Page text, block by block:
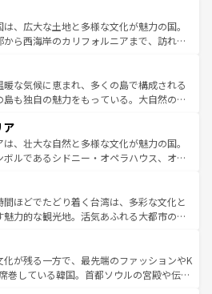
てほしい。
残る町や、スイスならではのユニークな
ルプス観光だけでなく町歩きも満喫する
国民の所得が高いため物価も高いが、旅行
観光を楽しむこともできる。 なお、新
はコンテンツ一覧 を参照してほしい。
、広大な土地と多様な文化が魅力の国。
から西海岸のカリフォルニアまで、訪れる
は、観光、ショッピング、エンターテイ
った刺激的なスポットだ。一方、アメリカ
が広がり、グランドキャニオンやイエロー
ンズでは、音楽と美食が融合した独特の
者はアメリカの各地域で異なる魅力を楽
の多様性と豊かな歴史を感じることができ
イルだ。 なお、新着のアメリカ
ツ一覧を参照してほしい。
暖な気候に恵まれ、多くの島で構成される
島も独自の魅力をもっている。大自然の神
い。また、定番の観光地といえばオアフ
然を求めるならマウイ島やカウアイ島が
ラルドグリーンに輝く海をはじめ、豊かな
心で訪れる人々を迎えてくれるハワイの
ローカルフードやハワイアンミュージッ
ラダンスなど、すべてがハワイの魅力を彩
い。 なお、新着のハワイ情報
覧を参照してほしい。
ア
、壮大な自然と多様な文化が魅力の国。
ボルであるシドニー・オペラハウス、オー
中央部にそびえるウルル（エアーズロッ
アの美しい原生林やケアンズの熱帯雨林な
たくさん。また、カフェやワイン、オージ
ティも充実しており、サーフィンやダイ
ングなど、アウトドア好きにはたまらな
リアの多彩な魅力を存分に味わいつくそ
間ほどでたどり着く台湾は、多彩な文化と
魅力的な観光地。活気あふれる大都市の台
岳地帯である台湾東部など、都市の喧騒
が共存しており、訪れる人に新しい発見と
てくれる。また、奥深い台湾の食文化も魅
化が残る一方で、最先端のファッションやK
巻している韓国。首都ソウルの宮殿や伝統